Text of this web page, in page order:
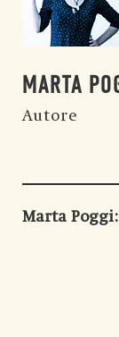
MARTA
Autore
Marta Poggi